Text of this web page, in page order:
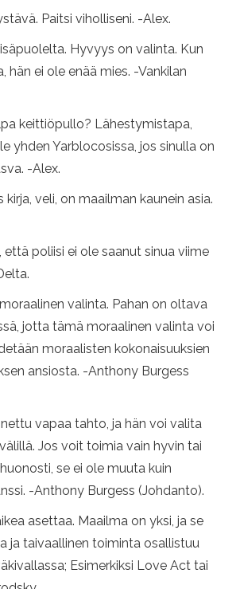
Paitsi viholliseni. -Alex.
Hyvyys on valinta. Kun
hän ei ole enää mies. -Vankilan
keittiöpullo? Lähestymistapa,
yhden Yarblocosissa, jos sinulla on
-Alex.
veli, on maailman kaunein asia.
että poliisi ei ole saanut sinua viime
valinta. Pahan on oltava
jotta tämä moraalinen valinta voi
moraalisten kokonaisuuksien
ansiosta. -Anthony Burgess
vapaa tahto, ja hän voi valita
Jos voit toimia vain hyvin tai
se ei ole muuta kuin
-Anthony Burgess (Johdanto).
asettaa. Maailma on yksi, ja se
ja taivaallinen toiminta osallistuu
Esimerkiksi Love Act tai